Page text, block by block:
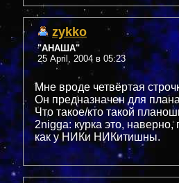
zykko
"АНАША"
25 April, 2004 в 05:23
Мне вроде четвёртая
Он предназначен для
Что такое/кто такой
2nigga: курка это,
как у НИКи НИКитишны.